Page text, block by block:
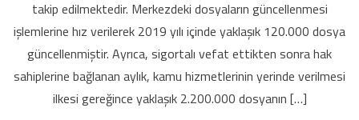
takip edilmektedir. Merkezdeki dosyaların güncellenmesi
işlemlerine hız verilerek 2019 yılı içinde yaklaşık 120.000 dosya
güncellenmiştir. Ayrıca, sigortalı vefat ettikten sonra hak
sahiplerine bağlanan aylık, kamu hizmetlerinin yerinde verilmesi
ilkesi gereğince yaklaşık 2.200.000 dosyanın […]